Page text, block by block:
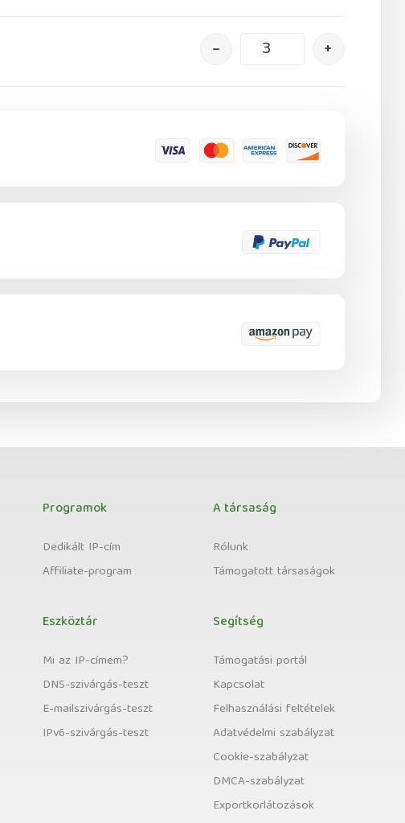
– +
Programok
Dedikált IP-cím
Affiliate-program
Eszköztár
Mi az IP-címem?
DNS-szivárgás-teszt
E-mailszivárgás-teszt
IPv6-szivárgás-teszt
A társaság
Rólunk
Támogatott társaságok
Segítség
Támogatási portál
Kapcsolat
Felhasználási feltételek
Adatvédelmi szabályzat
Cookie-szabályzat
DMCA-szabályzat
Exportkorlátozások